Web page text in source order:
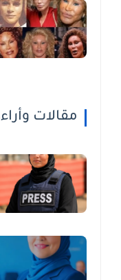
مقالات وأراء